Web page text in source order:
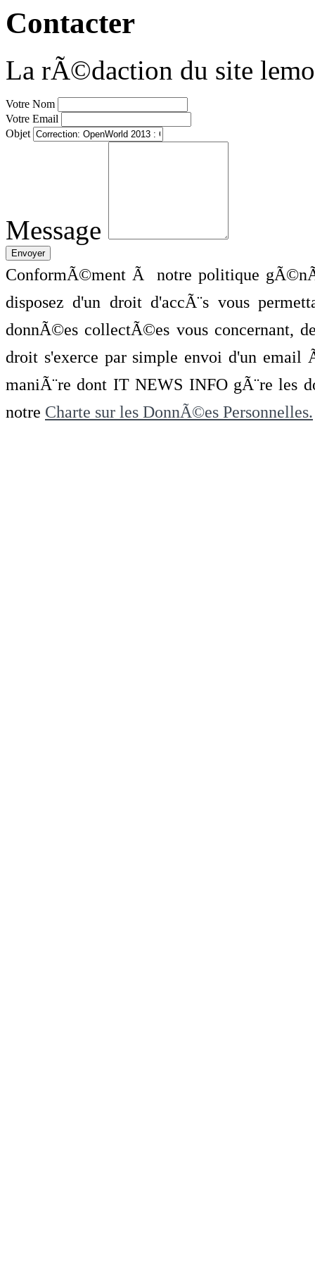
Contacter
La rÃ©daction du site
Votre Nom
Votre Email
Objet
Message
ConformÃ©ment Ã notre politique
disposez d'un droit d'accÃ¨s vous
donnÃ©es collectÃ©es vous concernant,
droit s'exerce par simple envoi d'un
maniÃ¨re dont IT NEWS INFO gÃ¨re les
notre Charte sur les DonnÃ©es Personnelles.